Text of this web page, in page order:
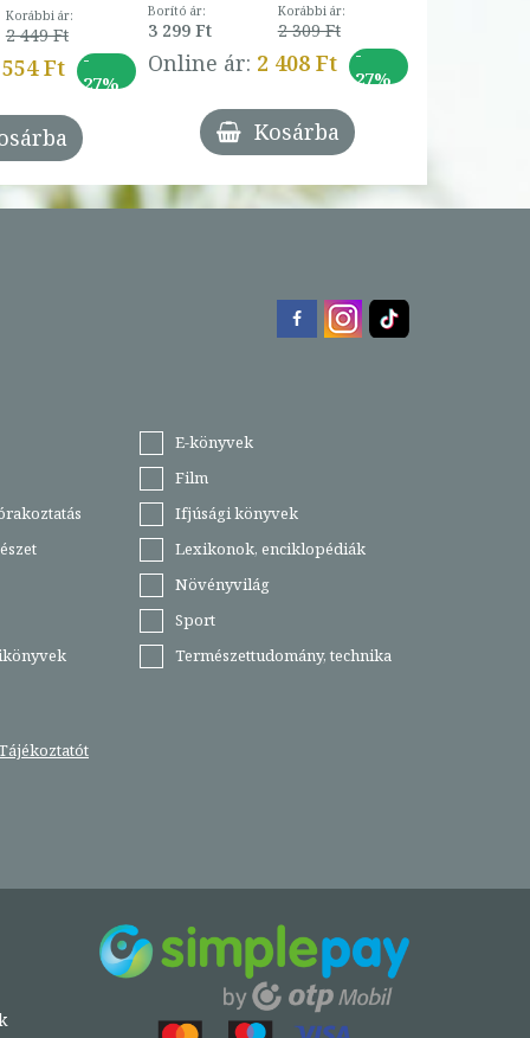
Korábbi ár:
2 449 Ft
Ft
-
27%
Borító ár:
3 299 Ft
Korábbi ár:
2 309 Ft
Online ár: 2 408 Ft
-
27%
Kosárba
E-könyvek
Film
Ifjúsági könyvek
Lexikonok, enciklopédiák
Növényvilág
Sport
Természettudomány, technika